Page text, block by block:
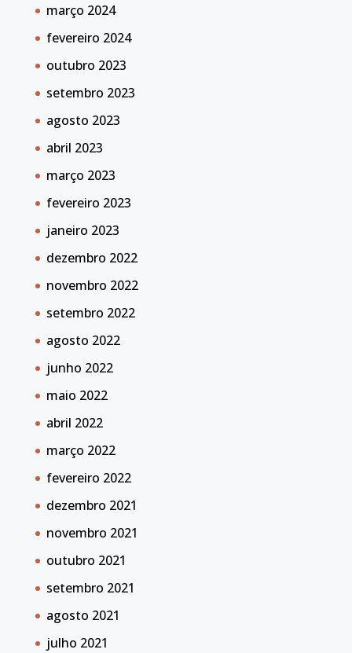
março 2024
fevereiro 2024
outubro 2023
setembro 2023
agosto 2023
abril 2023
março 2023
fevereiro 2023
janeiro 2023
dezembro 2022
novembro 2022
setembro 2022
agosto 2022
junho 2022
maio 2022
abril 2022
março 2022
fevereiro 2022
dezembro 2021
novembro 2021
outubro 2021
setembro 2021
agosto 2021
julho 2021